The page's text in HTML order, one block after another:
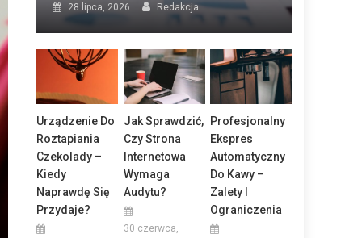
28 lipca, 2026 Redakcja
Urządzenie Do
Roztapiania
Czekolady –
Kiedy
Naprawdę Się
Przydaje?
Jak Sprawdzić,
Czy Strona
Internetowa
Wymaga
Audytu?
30 czerwca,
Profesjonalny
Ekspres
Automatyczny
Do Kawy –
Zalety I
Ograniczenia